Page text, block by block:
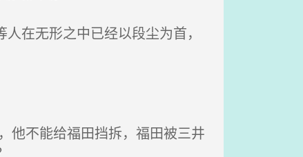
在无形之中已经以段尘为首，
他不能给福田挡拆，福田被三井